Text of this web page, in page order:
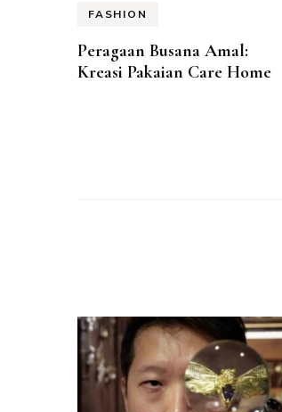
FASHION
Peragaan Busana Amal:
Kreasi Pakaian Care Home